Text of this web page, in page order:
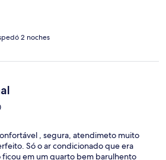
2 noches
, segura, atendimeto muito
Só o ar condicionado que era
em um quarto bem barulhento